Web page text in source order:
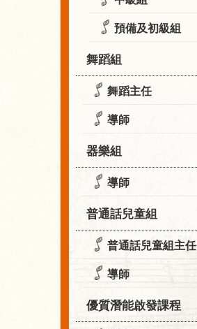
預備及初級組
舞蹈組
舞蹈主任
導師
器樂組
導師
普通話兒童組
普通話兒童組主任
導師
優質潛能啟發課程